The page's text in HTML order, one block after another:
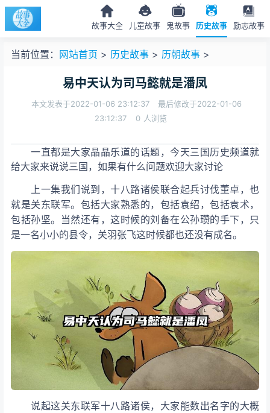
故事大全 儿童故事 鬼故事 历史故事 励志故事
当前位置： 网站首页 > 历史故事 > 历朝故事 >
易中天认为司马懿就是潘凤
本文发表于2022-01-06 23:12:37
最后修改于2022-01-06
23:12:37
0 人浏览
一直都是大家晶晶乐道的话题，今天三国历史频道就
给大家来说说三国，如果有什么问题欢迎大家讨论
上一集我们说到，十八路诸侯联合起兵讨伐董卓，也
就是关东联军。包括大家熟悉的，包括袁绍，包括袁术，
包括孙坚。当然还有 ，这时候的刘备在公孙瓒的手下，只
是一名小小的县令，关羽张飞这时候都也还没有成名。
说起这关东联军十八路诸侯，大家能数出名字的大概